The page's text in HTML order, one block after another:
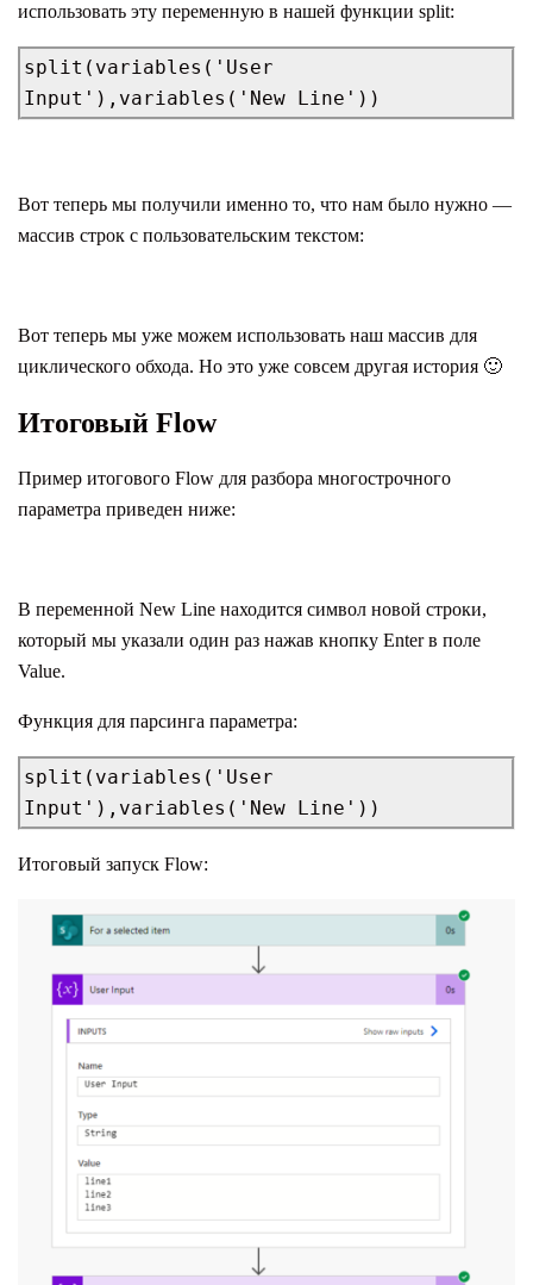
использовать эту переменную в нашей функции split:
split(variables('User
Input'),variables('New Line'))
Вот теперь мы получили именно то, что нам было нужно —
массив строк с пользовательским текстом:
Вот теперь мы уже можем использовать наш массив для
циклического обхода. Но это уже совсем другая история 🙂
Итоговый Flow
Пример итогового Flow для разбора многострочного
параметра приведен ниже:
В переменной New Line находится символ новой строки,
который мы указали один раз нажав кнопку Enter в поле
Value.
Функция для парсинга параметра:
split(variables('User
Input'),variables('New Line'))
Итоговый запуск Flow: